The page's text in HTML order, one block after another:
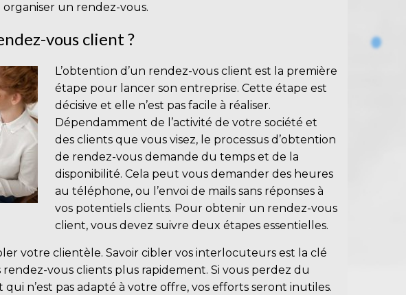
un rendez-vous.
vous client ?
L’obtention d’un rendez-vous client est la première
étape pour lancer son entreprise. Cette étape est
décisive et elle n’est pas facile à réaliser.
Dépendamment de l’activité de votre société et
des clients que vous visez, le processus d’obtention
de rendez-vous demande du temps et de la
disponibilité. Cela peut vous demander des heures
au téléphone, ou l’envoi de mails sans réponses à
vos potentiels clients. Pour obtenir un rendez-vous
client, vous devez suivre deux étapes essentielles.
votre clientèle. Savoir cibler vos interlocuteurs est la clé
vous clients plus rapidement. Si vous perdez du
n’est pas adapté à votre offre, vos efforts seront inutiles.